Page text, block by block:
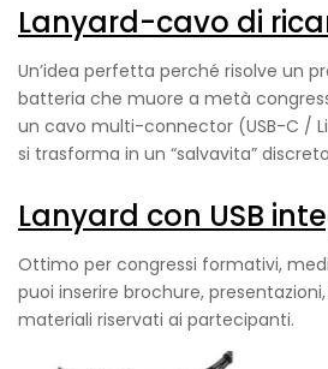
Lanyard-cavo di
Un’idea perfetta perché risolve un
batteria che muore a metà
un cavo multi-connector (USB-C /
si trasforma in un “salvavita”
Lanyard con USB
Ottimo per congressi formativi,
puoi inserire brochure,
materiali riservati ai partecipanti.